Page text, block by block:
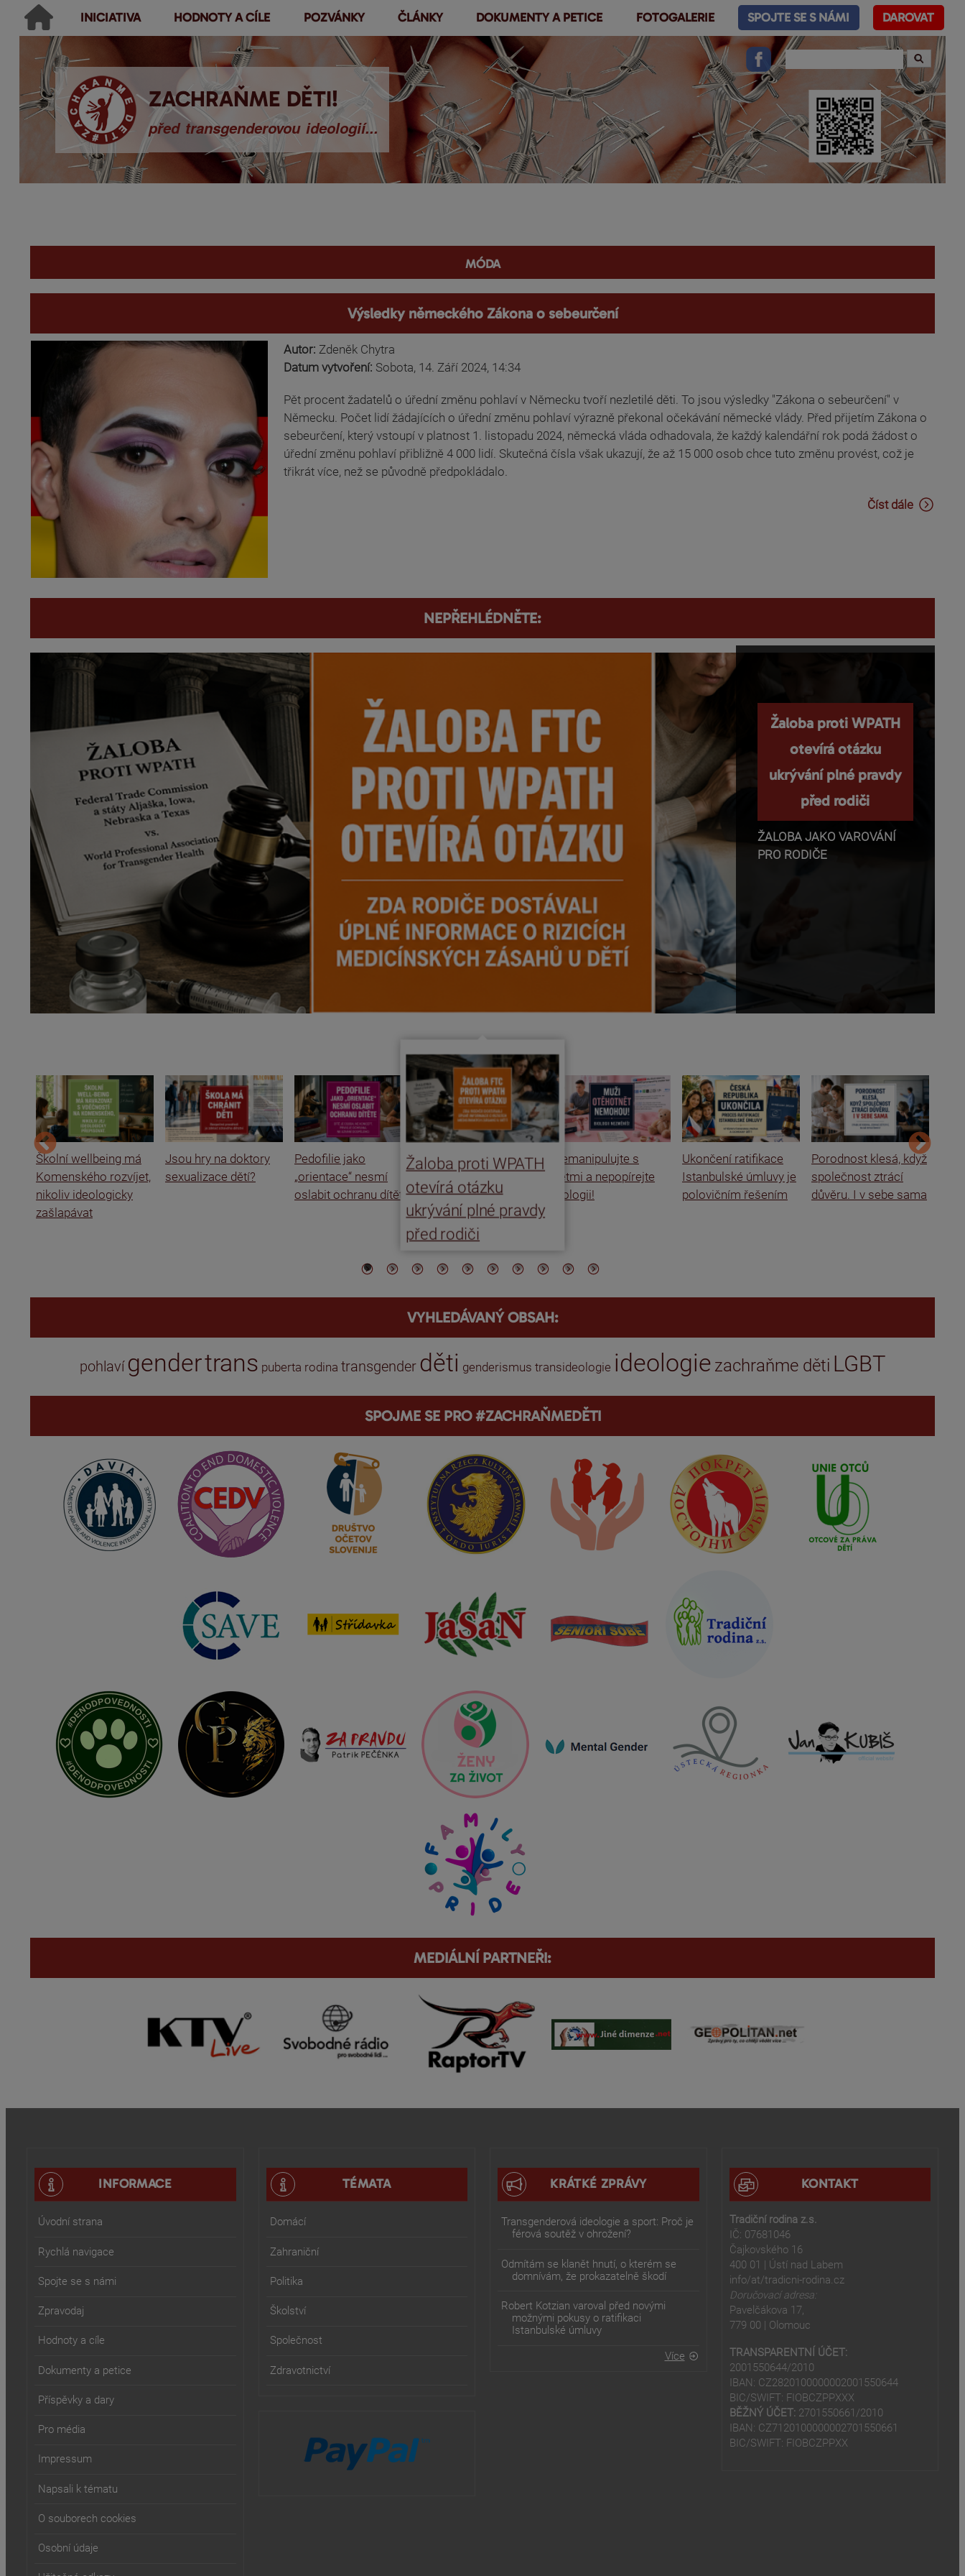
Přejít k
hlavnímu
obsahu
ZACHRAŇME DĚTI!
před transgenderovou ideologií...
Ikonky sociálních sítí
Vyhledávání
Hledat
Main menu
INICIATIVA HODNOTY A CÍLE POZVÁNKY ČLÁNKY DOKUMENTY A PETICE FOTOGALERIE SPOJTE SE S NÁMI DAROVAT
móda
Výsledky německého Zákona o sebeurčení
Autor: Zdeněk Chytra
Datum vytvoření: Sobota, 14. Září 2024, 14:34
Pět procent žadatelů o úřední změnu pohlaví v Německu tvoří nezletilé děti. To jsou výsledky "Zákona o sebeurčení" v
Německu. Počet lidí žádajících o úřední změnu pohlaví výrazně překonal očekávání německé vlády. Před přijetím Zákona o
sebeurčení, který vstoupí v platnost 1. listopadu 2024, německá vláda odhadovala, že každý kalendářní rok podá žádost o
úřední změnu pohlaví přibližně 4 000 lidí. Skutečná čísla však ukazují, že až 15 000 osob chce tuto změnu provést, což je
třikrát více, než se původně předpokládalo.
Číst dále
NEPŘEHLÉDNĚTE:
Žaloba proti WPATH
otevírá otázku
ukrývání plné pravdy
před rodiči
ŽALOBA JAKO VAROVÁNÍ
PRO RODIČE
Nemanipulujte s
dětmi a nepopírejte
biologii!
Příběhy o těhotenství,
transgender identitě,
otevřeném vztahu a
školních diskusí a rozhovorů
mezi dětmi
Školní wellbeing má
Komenského rozvíjet,
nikoliv ideologicky
zašlapávat
Jsou hry na doktory
sexualizace dětí?
Pedofilie jako
„orientace“ nesmí
oslabit ochranu dítěte
Žaloba proti WPATH
otevírá otázku
ukrývání plné pravdy
před rodiči
Nemanipulujte s
dětmi a nepopírejte
biologii!
Ukončení ratifikace
Istanbulské úmluvy je
polovičním řešením
Porodnost klesá, když
společnost ztrácí
důvěru. I v sebe sama
VYHLEDÁVANÝ OBSAH:
pohlaví gendertrans puberta rodina transgender děti genderismus transideologie ideologie zachraňme děti LGBT
SPOJME SE PRO #ZACHRAŇMEDĚTI
MEDIÁLNÍ PARTNEŘI:
INFORMACE
Úvodní strana
Rychlá navigace
Spojte se s námi
Zpravodaj
Hodnoty a cíle
Dokumenty a petice
Příspěvky a dary
Pro média
Impressum
Napsali k tématu
O souborech cookies
Osobní údaje
TÉMATA
Domácí
Zahraniční
Politika
Školství
Společnost
Zdravotnictví
KRÁTKÉ ZPRÁVY
Transgenderová ideologie a sport: Proč je
férová soutěž v ohrožení?
Odmítám se klanět hnutí, o kterém se
domnívám, že prokazatelně škodí
Robert Kotzian varoval před novými
možnými pokusy o ratifikaci
Istanbulské úmluvy
Více
KONTAKT
Tradiční rodina z.s.
IČ: 07681046
Čajkovského 16
400 01 | Ústí nad Labem
info/at/tradicni-rodina.cz
Doručovací adresa:
Pavelčákova 17,
779 00 | Olomouc
TRANSPARENTNÍ ÚČET:
2001550644/2010
IBAN: CZ2820100000002001550644
BIC/SWIFT: FIOBCZPPXXX
BĚŽNÝ ÚČET:2701550661/2010
IBAN: CZ7120100000002701550661
BIC/SWIFT: FIOBCZPPXX